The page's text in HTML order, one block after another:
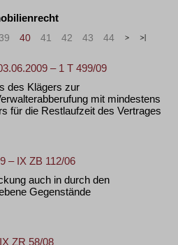
39 40 41 42 43 44 > »
– 1 T 499/09
des Klägers zur
mit mindestens
für die Restlaufzeit des Vertrages
– IX ZB 112/06
auch in durch den
Gegenstände
ZR 58/08